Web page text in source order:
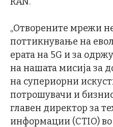
„Отворените мрежи
поттикнување на
ерата на 5G и за
на нашата мисија за
на супериорни
потрошувачи и
главен директор за
информации (CTIO) во